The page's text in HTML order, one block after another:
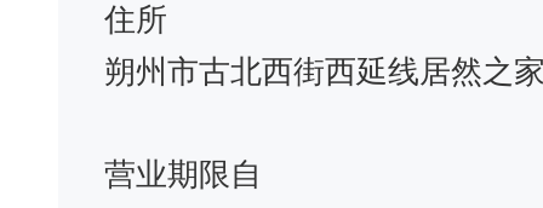
住所
朔州市古北西街西延线居然之
营业期限自